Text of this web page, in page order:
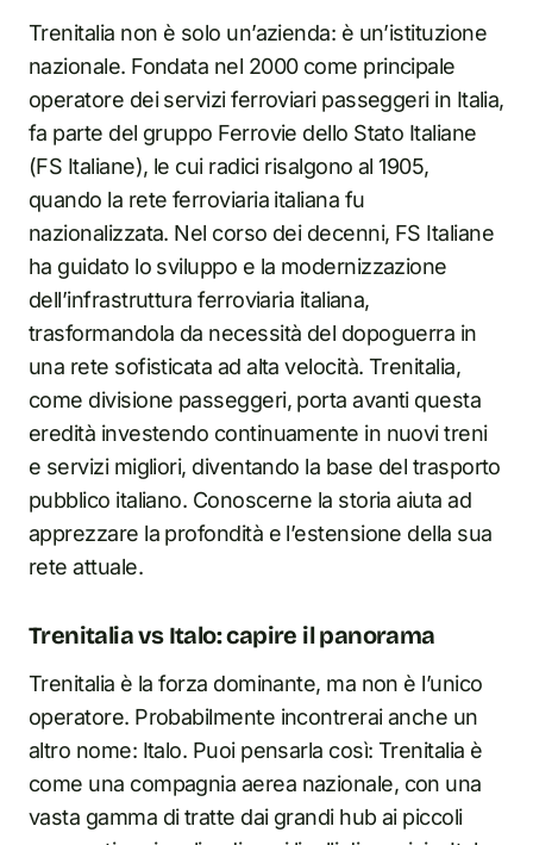
Trenitalia non è solo un’azienda: è un’istituzione
nazionale. Fondata nel 2000 come principale
operatore dei servizi ferroviari passeggeri in Italia,
fa parte del gruppo Ferrovie dello Stato Italiane
(FS Italiane), le cui radici risalgono al 1905,
quando la rete ferroviaria italiana fu
nazionalizzata. Nel corso dei decenni, FS Italiane
ha guidato lo sviluppo e la modernizzazione
dell’infrastruttura ferroviaria italiana,
trasformandola da necessità del dopoguerra in
una rete sofisticata ad alta velocità. Trenitalia,
come divisione passeggeri, porta avanti questa
eredità investendo continuamente in nuovi treni
e servizi migliori, diventando la base del trasporto
pubblico italiano. Conoscerne la storia aiuta ad
apprezzare la profondità e l’estensione della sua
rete attuale.
Trenitalia vs Italo: capire il panorama
Trenitalia è la forza dominante, ma non è l’unico
operatore. Probabilmente incontrerai anche un
altro nome: Italo. Puoi pensarla così: Trenitalia è
come una compagnia aerea nazionale, con una
vasta gamma di tratte dai grandi hub ai piccoli